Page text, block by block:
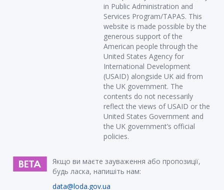
in Public Administration and
Services Program/TAPAS. This
website is made possible by the
generous support of the
American people through the
United States Agency for
International Development
(USAID) alongside UK aid from
the UK government. The
contents do not necessarily
reflect the views of USAID or the
United States Government and
the UK government’s official
policies.
Якщо ви маєте зауваження або пропозиції,
будь ласка, напишіть нам:
data@loda.gov.ua